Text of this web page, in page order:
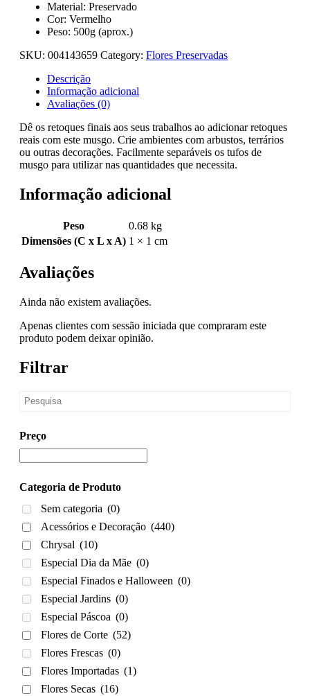
Material: Preservado
Cor: Vermelho
Peso: 500g (aprox.)
SKU: 004143659 Category: Flores Preservadas
Descrição
Informação adicional
Avaliações (0)
Dê os retoques finais aos seus trabalhos ao adicionar retoques
reais com este musgo. Crie ambientes com arbustos, terrários
ou outras decorações. Facilmente separáveis os tufos de
musgo para utilizar nas quantidades que necessita.
Informação adicional
Peso
0.68 kg
Dimensões (C x L x A) 1 × 1 cm
Avaliações
Ainda não existem avaliações.
Apenas clientes com sessão iniciada que compraram este
produto podem deixar opinião.
Filtrar
Preço
Categoria de Produto
Sem categoria (0)
Acessórios e Decoração (440)
Chrysal (10)
Especial Dia da Mãe (0)
Especial Finados e Halloween (0)
Especial Jardins (0)
Especial Páscoa (0)
Flores de Corte (52)
Flores Frescas (0)
Flores Importadas (1)
Flores Secas (16)